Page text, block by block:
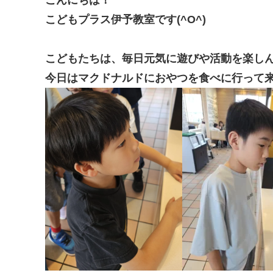
こどもプラス伊予教室です(^O^)
こどもたちは、毎日元気に遊びや活動を楽し
今日はマクドナルドにおやつを食べに行って